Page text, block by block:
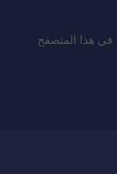
في هذا المتصفح